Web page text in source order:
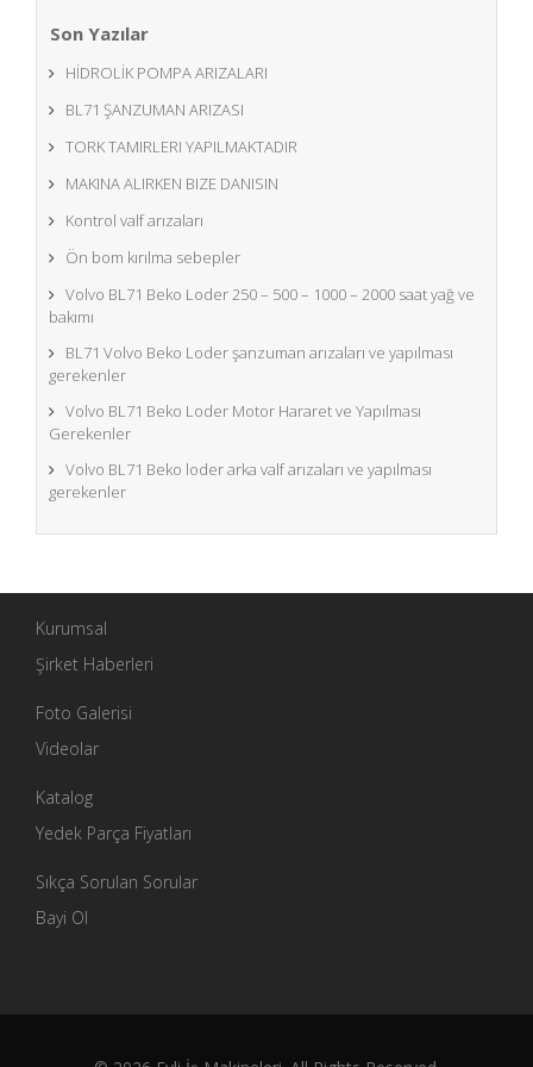
Son Yazılar
HİDROLİK POMPA ARIZALARI
BL71 ŞANZUMAN ARIZASI
TORK TAMIRLERI YAPILMAKTADIR
MAKINA ALIRKEN BIZE DANISIN
Kontrol valf arızaları
Ön bom kırılma sebepler
Volvo BL71 Beko Loder 250 – 500 – 1000 – 2000 saat yağ ve
bakımı
BL71 Volvo Beko Loder şanzuman arızaları ve yapılması
gerekenler
Volvo BL71 Beko Loder Motor Hararet ve Yapılması
Gerekenler
Volvo BL71 Beko loder arka valf arızaları ve yapılması
gerekenler
Kurumsal
Şirket Haberleri
Foto Galerisi
Videolar
Katalog
Yedek Parça Fiyatları
Sıkça Sorulan Sorular
Bayi Ol